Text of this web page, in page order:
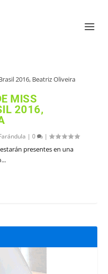
MISS
2016,
|0 |
presentes en una